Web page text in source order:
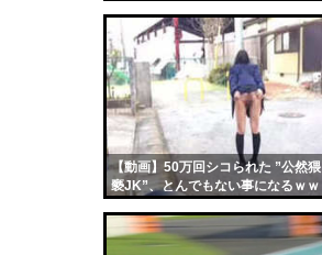
【動画】50万回シコられた ”公然猥
褻JK”、とんでもない事になるｗｗ